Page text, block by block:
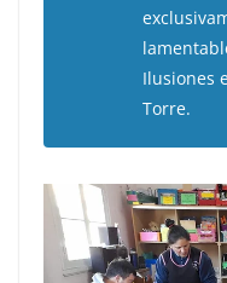
Ilusiones
Torre.